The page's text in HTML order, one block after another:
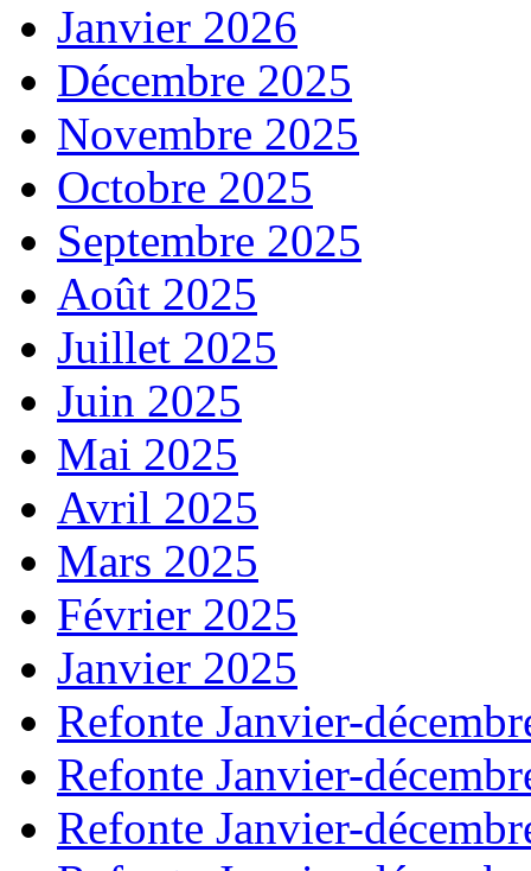
Janvier 2026
Décembre 2025
Novembre 2025
Octobre 2025
Septembre 2025
Août 2025
Juillet 2025
Juin 2025
Mai 2025
Avril 2025
Mars 2025
Février 2025
Janvier 2025
Refonte Janvier-
Refonte Janvier-
Refonte Janvier-